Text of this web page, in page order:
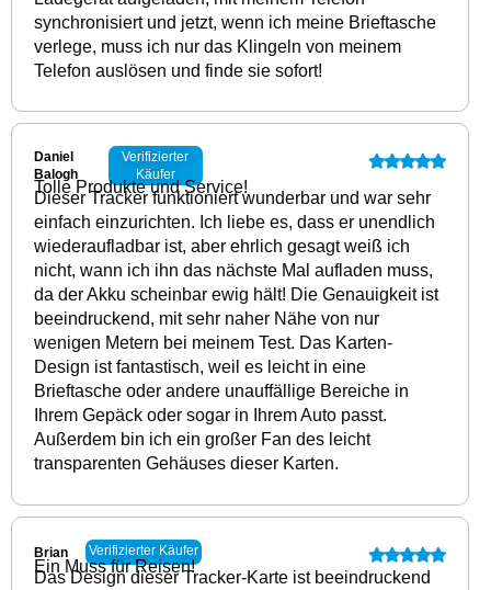
synchronisiert und jetzt, wenn ich meine Brieftasche
verlege, muss ich nur das Klingeln von meinem
Telefon auslösen und finde sie sofort!
Daniel
Balogh
Verifizierter
Käufer
Tolle Produkte und Service!
Dieser Tracker funktioniert wunderbar und war sehr
einfach einzurichten. Ich liebe es, dass er unendlich
wiederaufladbar ist, aber ehrlich gesagt weiß ich
nicht, wann ich ihn das nächste Mal aufladen muss,
da der Akku scheinbar ewig hält! Die Genauigkeit ist
beeindruckend, mit sehr naher Nähe von nur
wenigen Metern bei meinem Test. Das Karten-
Design ist fantastisch, weil es leicht in eine
Brieftasche oder andere unauffällige Bereiche in
Ihrem Gepäck oder sogar in Ihrem Auto passt.
Außerdem bin ich ein großer Fan des leicht
transparenten Gehäuses dieser Karten.
Brian Verifizierter Käufer
Ein Muss für Reisen!
Das Design dieser Tracker-Karte ist beeindruckend